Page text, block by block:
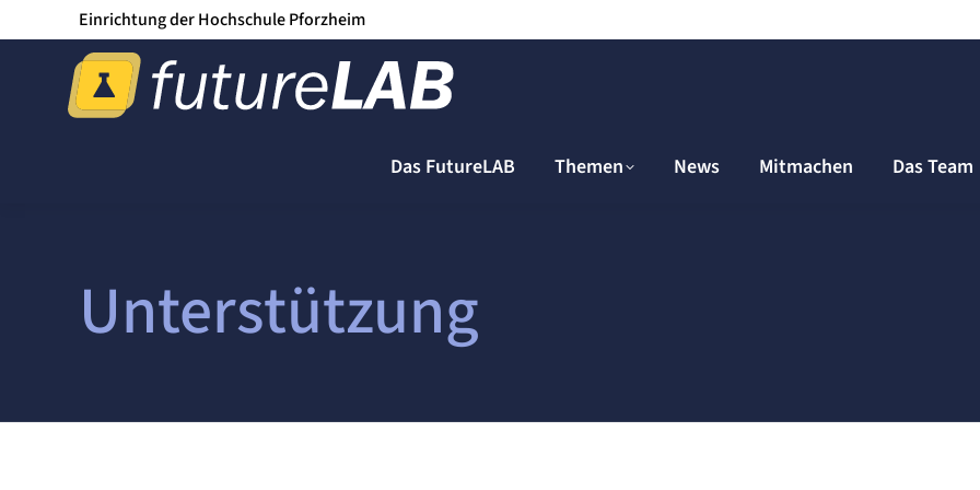
Einrichtung der Hochschule Pforzheim
Das FutureLAB Themen News Mitmachen Das Team
Unterstützung